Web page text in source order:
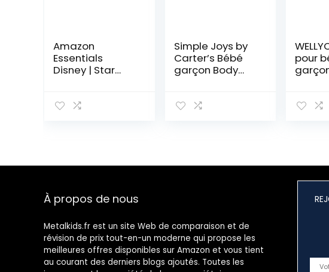
Amazon
Essentials
Disney | Star
Longues Mixte
Simple Joys by
Carter’s Bébé
garçon Body
Coton, Lot de 6
pour
Longues
À propos de nous
Metalkids.fr est un site Web de comparaison et de
révision de prix tout-en-un moderne qui propose les
meilleures offres disponibles sur Amazon et vous tient
au courant des derniers blogs ajoutés. Toutes les